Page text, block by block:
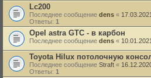
Lc200
Последнее сообщение dens «
Ответы: 1
Opel astra GTC - в карбон
Последнее сообщение dens «
Toyota Hilux потолочную
Последнее сообщение Straft «
Ответы: 1